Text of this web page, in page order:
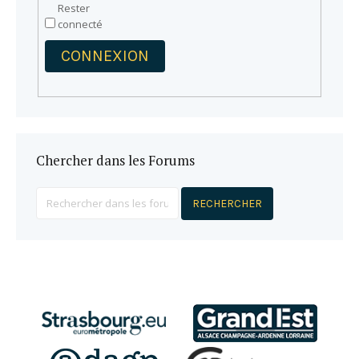
Rester
connecté
CONNEXION
Chercher dans les Forums